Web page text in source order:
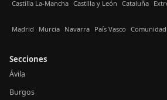
Castilla La-Mancha Castilla y León Cataluña
Madrid Murcia Navarra País Vasco
Secciones
Ávila
Burgos